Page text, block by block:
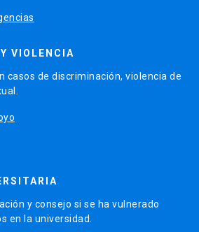
VIOLENCIA
casos de discriminación, violencia de
y consejo si se ha vulnerado
en la universidad.